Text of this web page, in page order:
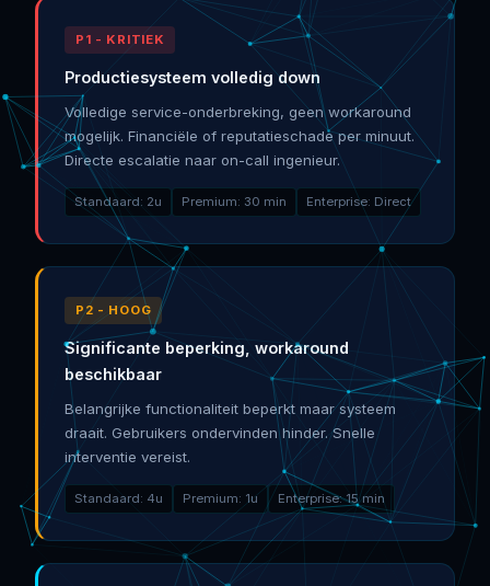
P1 - KRITIEK
Productiesysteem volledig down
Volledige service-onderbreking, geen workaround
mogelijk. Financiële of reputatieschade per minuut.
Directe escalatie naar on-call ingenieur.
Standaard: 2u Premium: 30 min Enterprise: Direct
P2 - HOOG
Significante beperking, workaround
beschikbaar
Belangrijke functionaliteit beperkt maar systeem
draait. Gebruikers ondervinden hinder. Snelle
interventie vereist.
Standaard: 4u Premium: 1u Enterprise: 15 min